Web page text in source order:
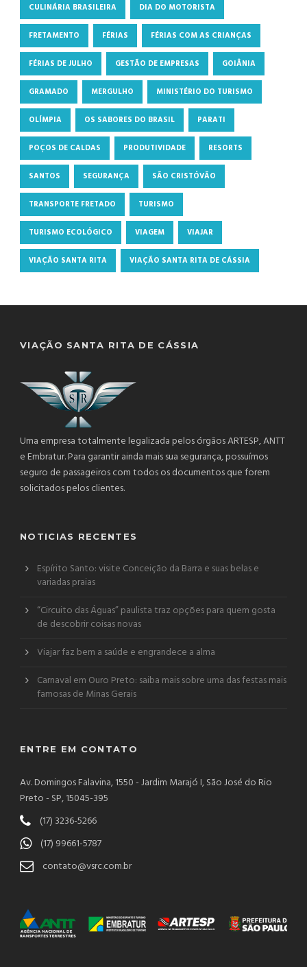
CULINÁRIA BRASILEIRA DIA DO MOTORISTA
FRETAMENTO FÉRIAS FÉRIAS COM AS CRIANÇAS
FÉRIAS DE JULHO GESTÃO DE EMPRESAS GOIÂNIA
GRAMADO MERGULHO MINISTÉRIO DO TURISMO
OLÍMPIA OS SABORES DO BRASIL PARATI
POÇOS DE CALDAS PRODUTIVIDADE RESORTS
SANTOS SEGURANÇA SÃO CRISTÓVÃO
TRANSPORTE FRETADO TURISMO
TURISMO ECOLÓGICO VIAGEM VIAJAR
VIAÇÃO SANTA RITA VIAÇÃO SANTA RITA DE CÁSSIA
VIAÇÃO SANTA RITA DE CÁSSIA
Uma empresa totalmente legalizada pelos órgãos ARTESP, ANTT
e Embratur. Para garantir ainda mais sua segurança, possuímos
seguro de passageiros com todos os documentos que forem
solicitados pelos clientes.
NOTICIAS RECENTES
Espírito Santo: visite Conceição da Barra e suas belas e
variadas praias
“Circuito das Águas” paulista traz opções para quem gosta
de descobrir coisas novas
Viajar faz bem a saúde e engrandece a alma
Carnaval em Ouro Preto: saiba mais sobre uma das festas mais
famosas de Minas Gerais
ENTRE EM CONTATO
Av. Domingos Falavina, 1550 - Jardim Marajó I, São José do Rio
Preto - SP, 15045-395
(17) 3236-5266
(17) 99661-5787
contato@vsrc.com.br